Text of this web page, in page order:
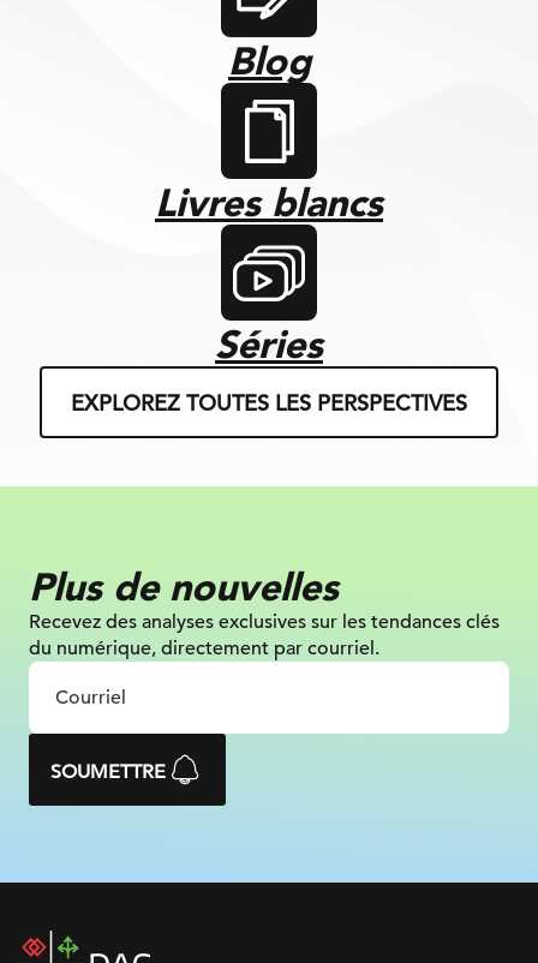
Blog
Livres blancs
Séries
EXPLOREZ TOUTES LES PERSPECTIVES
Plus de nouvelles
Recevez des analyses exclusives sur les tendances clés
du numérique, directement par courriel.
SOUMETTRE
DAC